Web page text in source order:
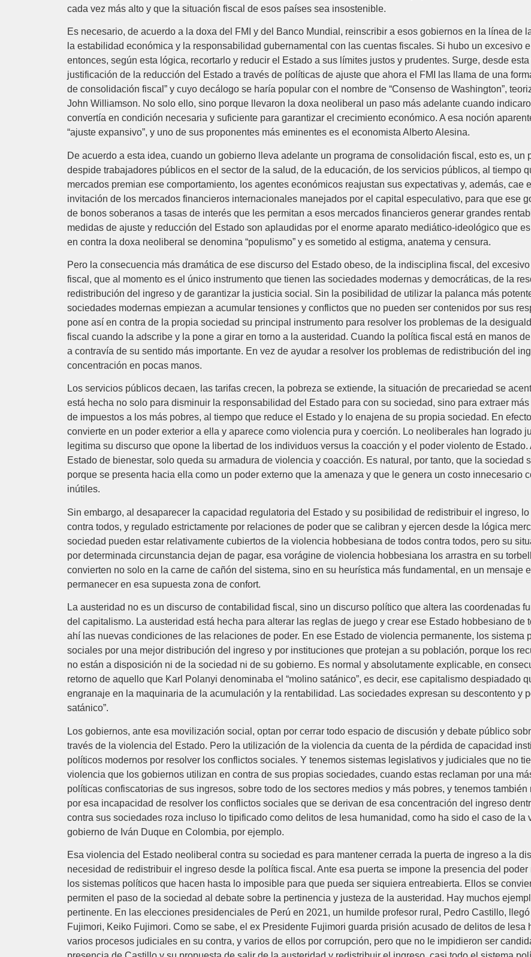
cada vez más alto y que la situación fiscal de esos países sea insostenible.
Es necesario, de acuerdo a la doxa del FMI y del Banco Mundial, reinscribir a esos gobiernos en la línea de
la estabilidad económica y la responsabilidad gubernamental con las cuentas fiscales. Si hubo un excesivo
entonces, según esta lógica, recortarlo y reducir el Estado a sus límites justos y prudentes. Surge, desde
justificación de la reducción del Estado a través de políticas de ajuste que ahora el FMI las llama de una
de consolidación fiscal” y cuyo decálogo se haría popular con el nombre de “Consenso de Washington”,
John Williamson. No solo ello, sino porque llevaron la doxa neoliberal un paso más adelante cuando
convertía en condición necesaria y suficiente para garantizar el crecimiento económico. A esa noción
“ajuste expansivo”, y uno de sus proponentes más eminentes es el economista Alberto Alesina.
De acuerdo a esta idea, cuando un gobierno lleva adelante un programa de consolidación fiscal, esto es, un
despide trabajadores públicos en el sector de la salud, de la educación, de los servicios públicos, al tiempo
mercados premian ese comportamiento, los agentes económicos reajustan sus expectativas y, además, cae
invitación de los mercados financieros internacionales manejados por el capital especulativo, para que ese
de bonos soberanos a tasas de interés que les permitan a esos mercados financieros generar grandes
medidas de ajuste y reducción del Estado son aplaudidas por el enorme aparato mediático-ideológico que
en contra la doxa neoliberal se denomina “populismo” y es sometido al estigma, anatema y censura.
Pero la consecuencia más dramática de ese discurso del Estado obeso, de la indisciplina fiscal, del
fiscal, que al momento es el único instrumento que tienen las sociedades modernas y democráticas, de la
redistribución del ingreso y de garantizar la justicia social. Sin la posibilidad de utilizar la palanca más
sociedades modernas empiezan a acumular tensiones y conflictos que no pueden ser contenidos por sus
pone así en contra de la propia sociedad su principal instrumento para resolver los problemas de la
fiscal cuando la adscribe y la pone a girar en torno a la austeridad. Cuando la política fiscal está en manos
a contravía de su sentido más importante. En vez de ayudar a resolver los problemas de redistribución del
concentración en pocas manos.
Los servicios públicos decaen, las tarifas crecen, la pobreza se extiende, la situación de precariedad se
está hecha no solo para disminuir la responsabilidad del Estado para con su sociedad, sino para extraer
de impuestos a los más pobres, al tiempo que reduce el Estado y lo enajena de su propia sociedad. En
convierte en un poder exterior a ella y aparece como violencia pura y coerción. Lo neoliberales han logrado
legitima su discurso que opone la libertad de los individuos versus la coacción y el poder violento de
Estado de bienestar, solo queda su armadura de violencia y coacción. Es natural, por tanto, que la sociedad
porque se presenta hacia ella como un poder externo que la amenaza y que le genera un costo innecesario
inútiles.
Sin embargo, al desaparecer la capacidad regulatoria del Estado y su posibilidad de redistribuir el ingreso,
contra todos, y regulado estrictamente por relaciones de poder que se calibran y ejercen desde la lógica
sociedad pueden estar relativamente cubiertos de la violencia hobbesiana de todos contra todos, pero su
por determinada circunstancia dejan de pagar, esa vorágine de violencia hobbesiana los arrastra en su
convierten no solo en la carne de cañón del sistema, sino en su heurística más fundamental, en un mensaje
permanecer en esa supuesta zona de confort.
La austeridad no es un discurso de contabilidad fiscal, sino un discurso político que altera las coordenadas
del capitalismo. La austeridad está hecha para alterar las reglas de juego y crear ese Estado hobbesiano de
ahí las nuevas condiciones de las relaciones de poder. En ese Estado de violencia permanente, los sistema
sociales por una mejor distribución del ingreso y por instituciones que protejan a su población, porque los
no están a disposición ni de la sociedad ni de su gobierno. Es normal y absolutamente explicable, en
retorno de aquello que Karl Polanyi denominaba el “molino satánico”, es decir, ese capitalismo despiadado
engranaje en la maquinaria de la acumulación y la rentabilidad. Las sociedades expresan su descontento y
satánico”.
Los gobiernos, ante esa movilización social, optan por cerrar todo espacio de discusión y debate público
través de la violencia del Estado. Pero la utilización de la violencia da cuenta de la pérdida de capacidad
políticos modernos por resolver los conflictos sociales. Y tenemos sistemas legislativos y judiciales que no
violencia que los gobiernos utilizan en contra de sus propias sociedades, cuando estas reclaman por una
políticas confiscatorias de sus ingresos, sobre todo de los sectores medios y más pobres, y tenemos
por esa incapacidad de resolver los conflictos sociales que se derivan de esa concentración del ingreso
contra sus sociedades roza incluso lo tipificado como delitos de lesa humanidad, como ha sido el caso de la
gobierno de Iván Duque en Colombia, por ejemplo.
Esa violencia del Estado neoliberal contra su sociedad es para mantener cerrada la puerta de ingreso a la
necesidad de redistribuir el ingreso desde la política fiscal. Ante esa puerta se impone la presencia del
los sistemas políticos que hacen hasta lo imposible para que pueda ser siquiera entreabierta. Ellos se
permiten el paso de la sociedad al debate sobre la pertinencia y justeza de la austeridad. Hay muchos
pertinente. En las elecciones presidenciales de Perú en 2021, un humilde profesor rural, Pedro Castillo,
Fujimori, Keiko Fujimori. Como se sabe, el ex Presidente Fujimori guarda prisión acusado de delitos de
varios procesos judiciales en su contra, y varios de ellos por corrupción, pero que no le impidieron ser